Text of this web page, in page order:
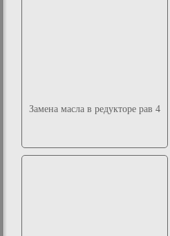
Замена масла в редукторе рав 4